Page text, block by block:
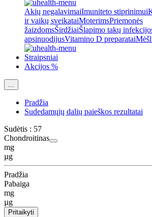
Akių negalavimaiImuniteto stiprinimui
ir vaikų sveikataiMoterimsPriemonės
žaizdomsŠirdžiaiŠlapimo takų
apsinuodijusVitamino D preparatai
Straipsniai
Akcijos %
...
Pradžia
Sudedamųjų dalių paieškos rezultatai
Sudėtis : 57
Chondroitinas
mg
µg
Pradžia
Pabaiga
mg
µg
Pritaikyti